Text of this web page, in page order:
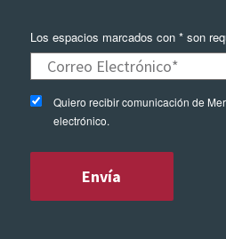
Los espacios marcados con * son
Quiero recibir comunicación de
electrónico.